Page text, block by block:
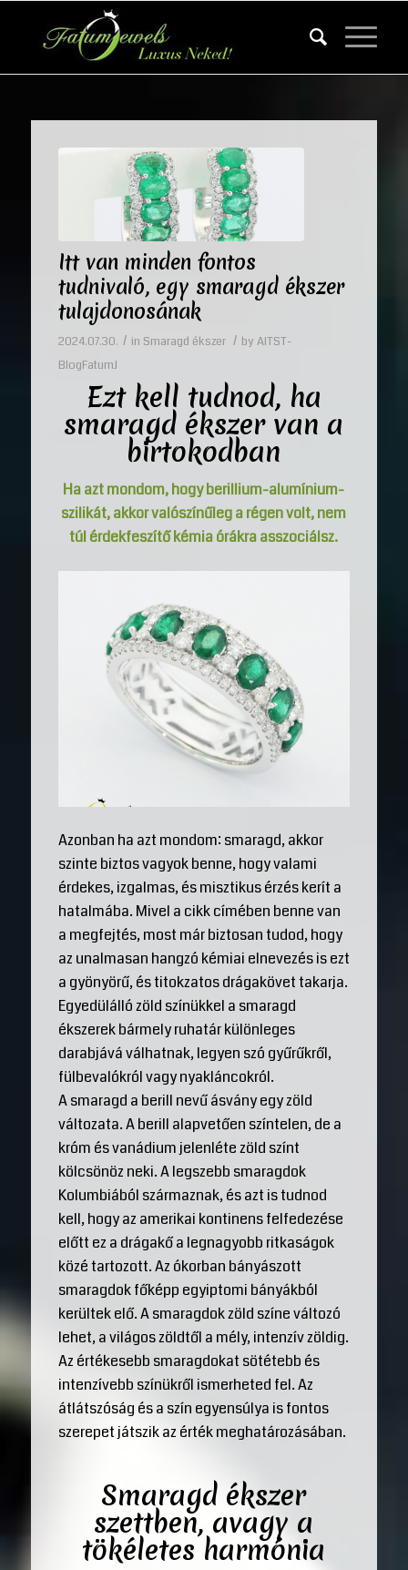
Itt van minden fontos
tudnivaló, egy smaragd ékszer
tulajdonosának
2024.07.30. / in Smaragd ékszer / by AITST-
BlogFatumJ
Ezt kell tudnod, ha
smaragd ékszer van a
birtokodban
Ha azt mondom, hogy berillium-alumínium-
szilikát, akkor valószínűleg a régen volt, nem
túl érdekfeszítő kémia órákra asszociálsz.
Azonban ha azt mondom: smaragd, akkor
szinte biztos vagyok benne, hogy valami
érdekes, izgalmas, és misztikus érzés kerít a
hatalmába. Mivel a cikk címében benne van
a megfejtés, most már biztosan tudod, hogy
az unalmasan hangzó kémiai elnevezés is ezt
a gyönyörű, és titokzatos drágakövet takarja.
Egyedülálló zöld színükkel a smaragd
ékszerek bármely ruhatár különleges
darabjává válhatnak, legyen szó gyűrűkről,
fülbevalókról vagy nyakláncokról.
A smaragd a berill nevű ásvány egy zöld
változata. A berill alapvetően színtelen, de a
króm és vanádium jelenléte zöld színt
kölcsönöz neki. A legszebb smaragdok
Kolumbiából származnak, és azt is tudnod
kell, hogy az amerikai kontinens felfedezése
előtt ez a drágakő a legnagyobb ritkaságok
közé tartozott. Az ókorban bányászott
smaragdok főképp egyiptomi bányákból
kerültek elő. A smaragdok zöld színe változó
lehet, a világos zöldtől a mély, intenzív zöldig.
Az értékesebb smaragdokat sötétebb és
intenzívebb színükről ismerheted fel. Az
átlátszóság és a szín egyensúlya is fontos
szerepet játszik az érték meghatározásában.
Smaragd ékszer
szettben, avagy a
tökéletes harmónia